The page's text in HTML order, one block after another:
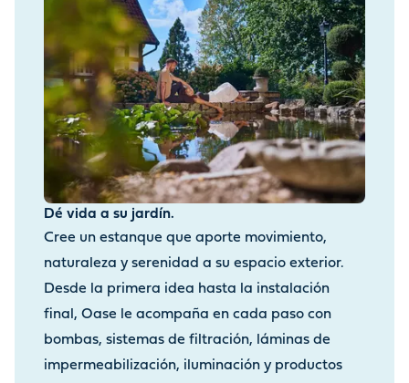
Dé vida a su jardín.
Cree un estanque que aporte movimiento,
naturaleza y serenidad a su espacio exterior.
Desde la primera idea hasta la instalación
final, Oase le acompaña en cada paso con
bombas, sistemas de filtración, láminas de
impermeabilización, iluminación y productos